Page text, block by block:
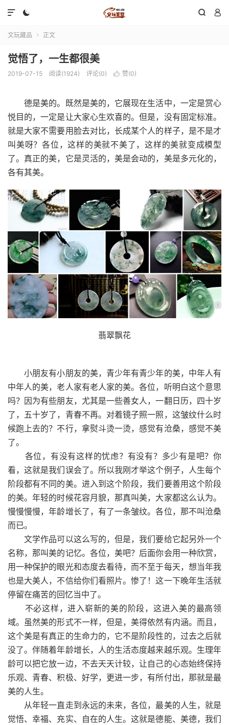
  

文玩藏品  正文
觉悟了，一生都很美
2019-07-15 阅读(1924) 评论(0)  赞(0)
德是美的。既然是美的，它展现在生活中，一定是赏心
悦目的，一定是让大家心生欢喜的。但是，没有固定标准。
就是大家不需要用脸去对比，长成某个人的样子，是不是才
叫美呀？各位，这样的美就不美了，这样的美就变成模型
了。真正的美，它是灵活的，美是会动的，美是多元化的，
各有其美。
翡翠飘花
小朋友有小朋友的美，青少年有青少年的美，中年人有
中年人的美，老人家有老人家的美。各位，听明白这个意思
吗？因为有些朋友，尤其是一些善女人，一翻日历，四十岁
了，五十岁了，青春不再。对着镜子照一照，这皱纹什么时
候跑上去的？不行，拿熨斗烫一烫，感觉有沧桑，感觉不美
了。
各位，有没有这样的忧虑？有没有？多少有是吧？你
看，这就是我们误会了。所以我刚才举这个例子，人生每个
阶段都有不同的美。进入到这个阶段，我们要善用这个阶段
的美。年轻的时候花容月貌，那真叫美，大家都这么认为。
慢慢慢慢，年龄增长了，有了一条皱纹。各位，那不叫沧桑
而已。
文学作品可以这么写的，但是，我们要给它起另外一个
名称，那叫美的记忆。各位，美吧？后面你会用一种欣赏，
用一种保护的眼光和态度去看待，而不至于每天，想当年我
也是大美人，不信给你们看照片。惨了！这一下晚年生活就
停留在痛苦的回忆当中了。
不必这样，进入崭新的美的阶段，这进入美的最高领
域。虽然美的形式不一样，但是，美得依然有内涵。而且，
这个美是有真正的生命力的，它不是阶段性的，过去之后就
没了。伴随着年龄增长，人的生活态度越来越乐观。生理年
龄可以把它放一边，不去天天计较，让自己的心态始终保持
乐观、青春、积极、好学，更进一步，有所付出，那就是最
美的人生。
从年轻一直走到永远的未来，各位，最美的人生，就是
觉悟、幸福、充实、自在的人生。这就是德能、美德，我们